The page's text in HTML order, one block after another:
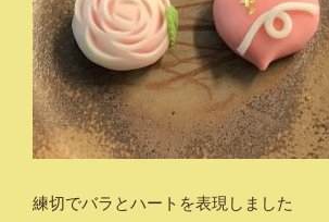
練切でバラとハートを表現しました